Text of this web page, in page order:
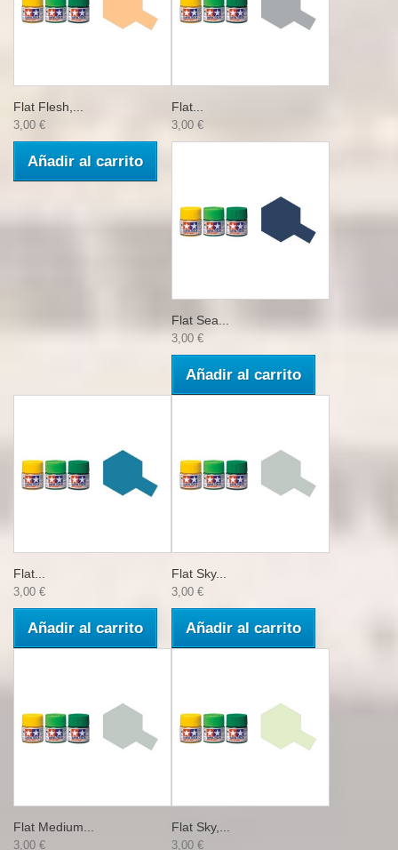
Flat Flesh,...
3,00 €
Añadir al carrito
Flat...
3,00 €
Flat Sea...
3,00 €
Añadir al carrito
Flat...
3,00 €
Añadir al carrito
Flat Sky...
3,00 €
Añadir al carrito
Flat Medium...
3,00 €
Flat Sky,...
3,00 €